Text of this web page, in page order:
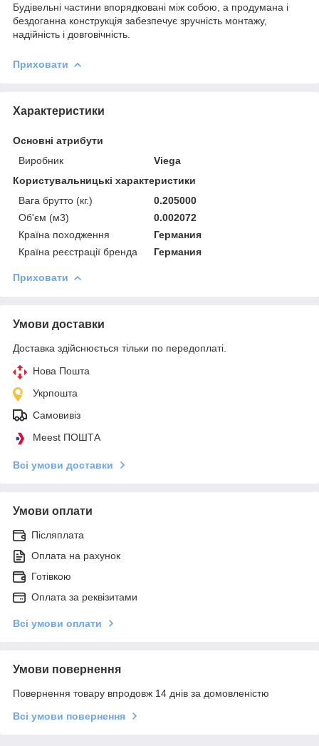
Будівельні частини впорядковані між собою, а продумана і
бездоганна конструкція забезпечує зручність монтажу,
надійність і довговічність.
Приховати
Характеристики
Основні атрибути
Виробник
Viega
Користувальницькі характеристики
Вага брутто (кг.)
0.205000
Об'єм (м3)
0.002072
Країна походження
Германия
Країна реєстрації бренда
Германия
Приховати
Умови доставки
Доставка здійснюється тільки по передоплаті.
Нова Пошта
Укрпошта
Самовивіз
Meest ПОШТА
Всі умови доставки
Умови оплати
Післяплата
Оплата на рахунок
Готівкою
Оплата за реквізитами
Всі умови оплати
Умови повернення
Повернення товару впродовж 14 днів за домовленістю
Всі умови повернення